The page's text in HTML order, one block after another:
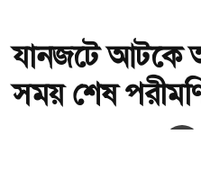
যানজটে আটকে
সময় শেষ